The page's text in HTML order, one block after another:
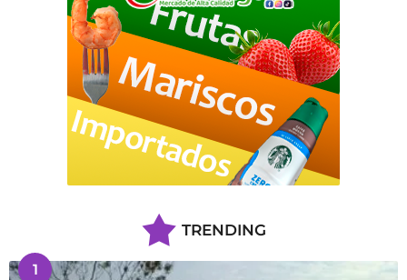
TRENDING
1